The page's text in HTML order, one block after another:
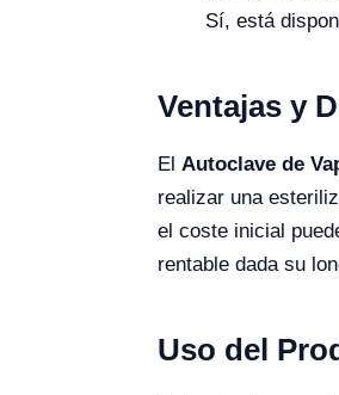
Sí, está
Ventajas y
El Autoclave de
realizar una
el coste inicial
rentable dada su
Uso del